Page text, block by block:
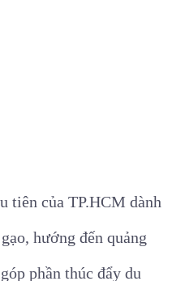
tiên của TP.HCM dành
hướng đến quảng
phần thúc đẩy du